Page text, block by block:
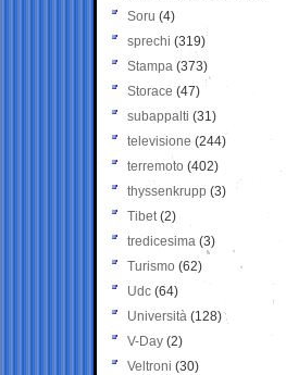
Soru (4)
sprechi (319)
Stampa (373)
Storace (47)
subappalti (31)
televisione(244)
terremoto (402)
thyssenkrupp (3)
Tibet(2)
tredicesima (3)
Turismo (62)
Udc (64)
Università (128)
V-Day (2)
Veltroni (30)